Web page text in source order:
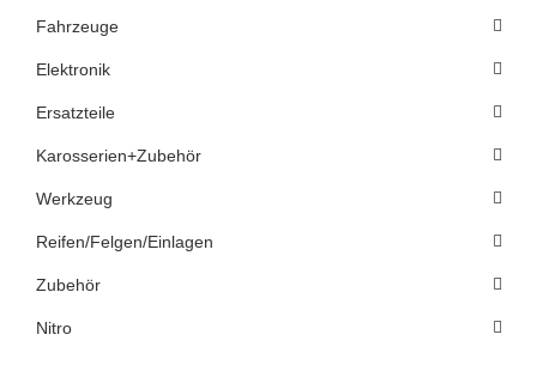
Fahrzeuge
Elektronik
Ersatzteile
Karosserien+Zubehör
Werkzeug
Reifen/Felgen/Einlagen
Zubehör
Nitro